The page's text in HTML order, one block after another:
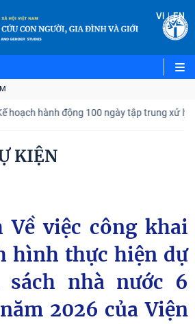
VI |EN
hành động 100 ngày tập trung xử lý các
KIỆN
Về việc công khai
hình thực hiện dự
sách nhà nước 6
2026 của Viện